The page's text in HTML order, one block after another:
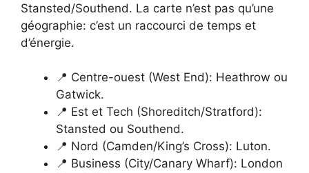
Stansted/Southend. La carte n’est pas qu’une
géographie: c’est un raccourci de temps et
d’énergie.
📍 Centre-ouest (West End): Heathrow ou
Gatwick.
📍 Est et Tech (Shoreditch/Stratford):
Stansted ou Southend.
📍 Nord (Camden/King’s Cross): Luton.
📍 Business (City/Canary Wharf): London